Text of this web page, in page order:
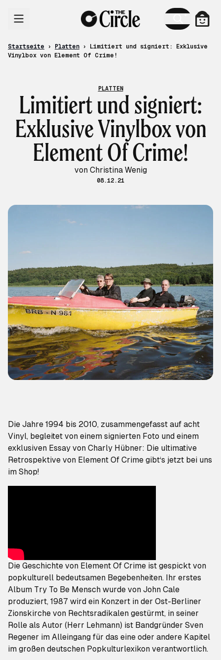
Startseite › Platten ›
Limitiert und signiert: Exklusive
Vinylbox von Element Of Crime!
PLATTEN
Limitiert und signiert:
Exklusive Vinylbox von
Element Of Crime!
von Christina Wenig
08.12.21
Die Jahre 1994 bis 2010, zusammengefasst auf acht
Vinyl, begleitet von einem signierten Foto und einem
exklusiven Essay von Charly Hübner: Die ultimative
Retrospektive von Element Of Crime gibt‘s jetzt bei uns
im Shop!
Die Geschichte von Element Of Crime ist gespickt von
popkulturell bedeutsamen Begebenheiten. Ihr erstes
Album Try To Be Mensch wurde von John Cale
produziert, 1987 wird ein Konzert in der Ost-Berliner
Zionskirche von Rechtsradikalen gestürmt, in seiner
Rolle als Autor (Herr Lehmann) ist Bandgründer Sven
Regener im Alleingang für das eine oder andere Kapitel
im großen deutschen Popkulturlexikon verantwortlich.